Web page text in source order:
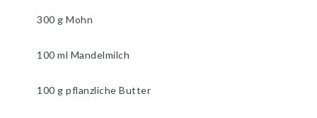
300 g Mohn
100 ml Mandelmilch
100 g pflanzliche Butter